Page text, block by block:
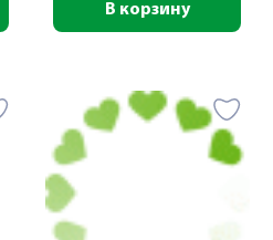
В корзину